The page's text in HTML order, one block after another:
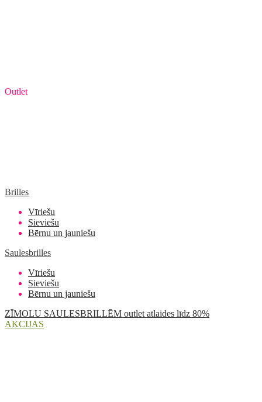
Outlet
Brilles
Vīriešu
Sieviešu
Bērnu un jauniešu
Saulesbrilles
Vīriešu
Sieviešu
Bērnu un jauniešu
ZĪMOLU SAULESBRILLĒM outlet atlaides līdz 80%
AKCIJAS